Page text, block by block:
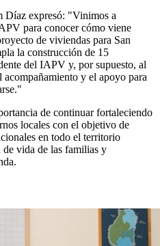
Díaz expresó: "Vinimos a
para conocer cómo viene
de viviendas para San
la construcción de 15
del IAPV y, por supuesto, al
y el apoyo para
de continuar fortaleciendo
locales con el objetivo de
en todo el territorio
vida de las familias y